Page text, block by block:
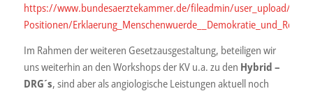
https://www.bundesaerztekammer.de/fileadmin/user_upload/
Positionen/
Im Rahmen der weiteren Gesetzausgestaltung, beteiligen wir
uns weiterhin an den Workshops der KV u.a. zu den Hybrid –
DRG´s, sind aber als angiologische Leistungen aktuell noch